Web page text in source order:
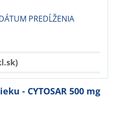
PREDĹŽENIA
- CYTOSAR 500 mg